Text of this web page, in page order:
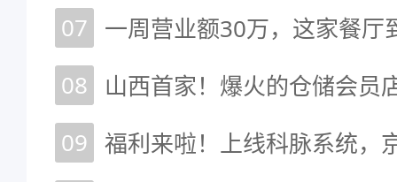
07 一周营业额30万，这家餐厅
08
09